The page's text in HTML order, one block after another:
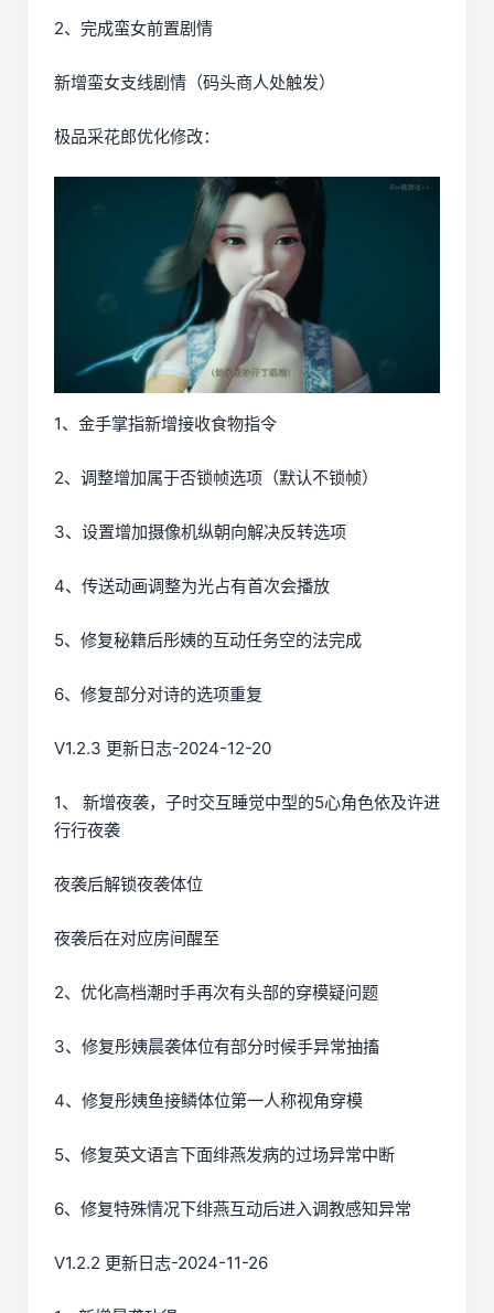
2、完成蛮女前置剧情
新增蛮女支线剧情（码头商人处触发）
极品采花郎优化修改：
1、金手掌指新增接收食物指令
2、调整增加属于否锁帧选项（默认不锁帧）
3、设置增加摄像机纵朝向解决反转选项
4、传送动画调整为光占有首次会播放
5、修复秘籍后彤姨的互动任务空的法完成
6、修复部分对诗的选项重复
V1.2.3 更新日志-2024-12-20
1、 新增夜袭，子时交互睡觉中型的5心角色依及许进
行行夜袭
夜袭后解锁夜袭体位
夜袭后在对应房间醒至
2、优化高档潮时手再次有头部的穿模疑问题
3、修复彤姨晨袭体位有部分时候手异常抽搐
4、修复彤姨鱼接鳞体位第一人称视角穿模
5、修复英文语言下面绯燕发病的过场异常中断
6、修复特殊情况下绯燕互动后进入调教感知异常
V1.2.2 更新日志-2024-11-26